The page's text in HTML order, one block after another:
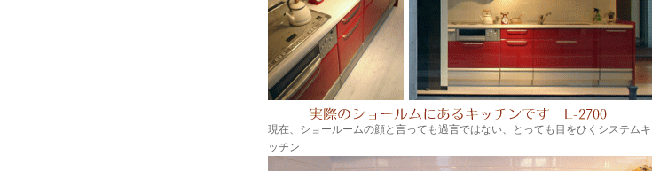
現在、ショールームの顔と言っても過言ではない、とっても目をひくシステムキ
ッチン